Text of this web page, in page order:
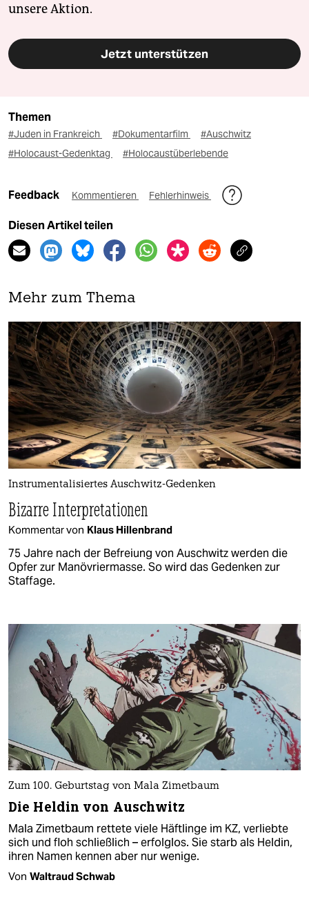
unsere Aktion.
Jetzt unterstützen
Themen
#Juden in Frankreich #Dokumentarfilm
#Auschwitz
#Holocaust-Gedenktag
#Holocaustüberlebende
Feedback Kommentieren Fehlerhinweis
Diesen Artikel teilen
Mehr zum Thema
Instrumentalisiertes Auschwitz-Gedenken
Bizarre Interpreta­tio­nen
Kommentar von Klaus Hillenbrand
75 Jahre nach der Befreiung von Auschwitz werden die
Opfer zur Manövriermasse. So wird das Gedenken zur
Staffage.
Zum 100. Geburtstag von Mala Zimetbaum
Die Heldin von Auschwitz
Mala Zimetbaum rettete viele Häftlinge im KZ, verliebte
sich und floh schließlich – erfolglos. Sie starb als Heldin,
ihren Namen kennen aber nur wenige.
Von Waltraud Schwab